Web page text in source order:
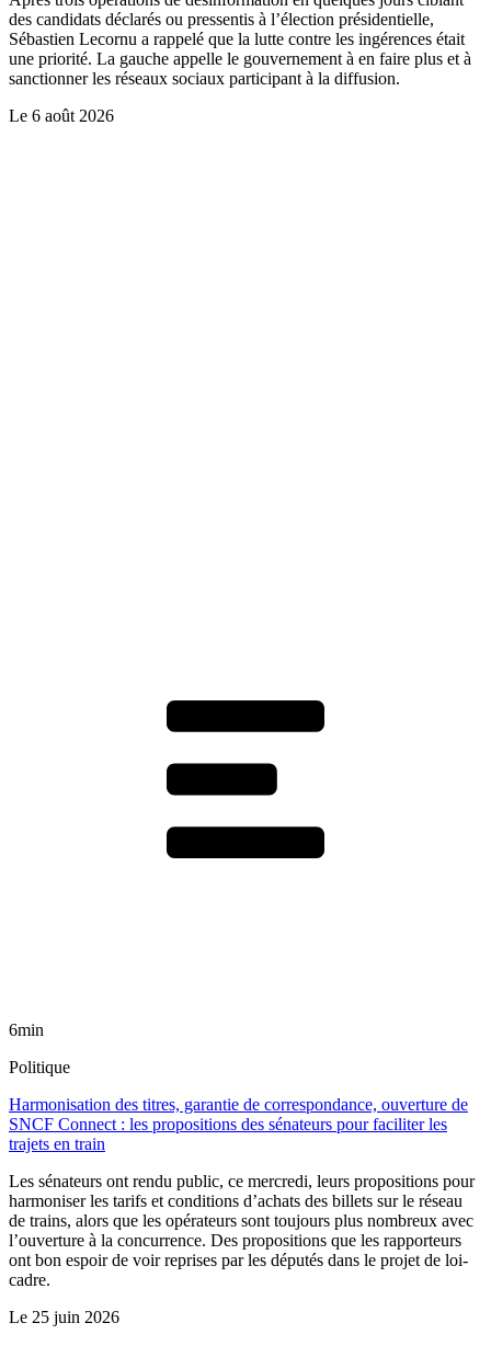
des candidats déclarés ou pressentis à l’élection présidentielle,
Sébastien Lecornu a rappelé que la lutte contre les ingérences était
une priorité. La gauche appelle le gouvernement à en faire plus et à
sanctionner les réseaux sociaux participant à la diffusion.
Le 6 août 2026
6min
Politique
Harmonisation des titres, garantie de correspondance, ouverture de
SNCF Connect : les propositions des sénateurs pour faciliter les
trajets en train
Les sénateurs ont rendu public, ce mercredi, leurs propositions pour
harmoniser les tarifs et conditions d’achats des billets sur le réseau
de trains, alors que les opérateurs sont toujours plus nombreux avec
l’ouverture à la concurrence. Des propositions que les rapporteurs
ont bon espoir de voir reprises par les députés dans le projet de loi-
cadre.
Le 25 juin 2026